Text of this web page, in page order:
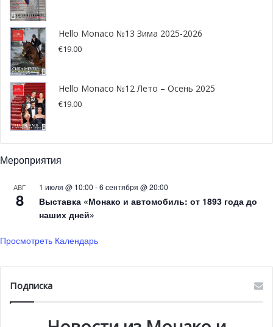
Презентация в Италии
После презентации в Венеции 20 июля 2019 года в
Гранд-канале перед дворцом Вендрамин-Калерджи, это
произведение искусства демонстрировалось там до 1
сентября 2019 года. Благодаря своему посланию,
которое в настоящее время является одной из
наиболее серьёзных глобальных проблем, и широкому
инсталляция стала символом борьбы с пластиковыми
Hello Monaco №13 Зима 2025-2026
€19.00
Hello Monaco №12 Лето – Осень 2025
€19.00
Мероприятия
АВГ
8
1 июля @ 10:00 -6 сентября @ 20:00
Выставка «Монако и автомобиль: от 1893 года до
наших дней»
Просмотреть Календарь
Подписка